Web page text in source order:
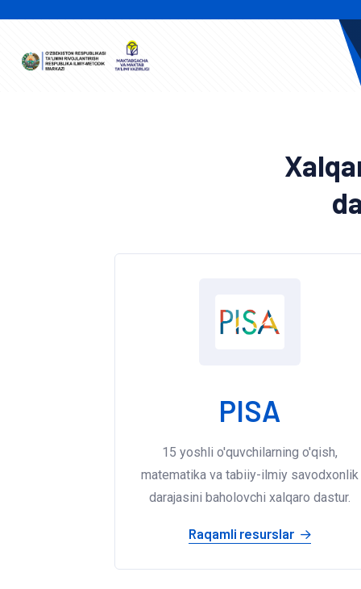
PISA
15 yoshli o'quvchilarning o'qish,
matematika va tabiiy-ilmiy savodxonlik
darajasini baholovchi xalqaro dastur.
Raqamli resurslar